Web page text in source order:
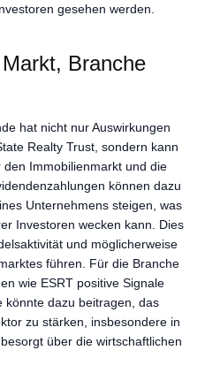
gesehen werden.
Branche
hat nicht nur Auswirkungen
Realty Trust, sondern kann
Immobilienmarkt und die
können dazu
Unternehmens steigen, was
Investoren wecken kann. Dies
und möglicherweise
führen. Für die Branche
wie ESRT positive Signale
könnte dazu beitragen, das
zu stärken, insbesondere in
über die wirtschaftlichen